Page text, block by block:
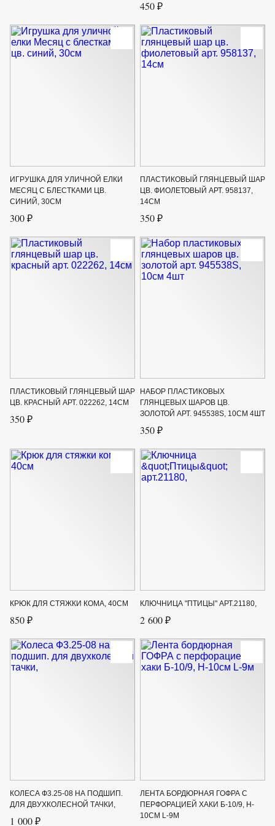
450 ₽
ИГРУШКА ДЛЯ УЛИЧНОЙ ЕЛКИ
МЕСЯЦ С БЛЕСТКАМИ ЦВ.
СИНИЙ, 30СМ
300 ₽
ПЛАСТИКОВЫЙ ГЛЯНЦЕВЫЙ ШАР
ЦВ. ФИОЛЕТОВЫЙ АРТ. 958137,
14СМ
350 ₽
ПЛАСТИКОВЫЙ ГЛЯНЦЕВЫЙ ШАР
ЦВ. КРАСНЫЙ АРТ. 022262, 14СМ
350 ₽
НАБОР ПЛАСТИКОВЫХ
ГЛЯНЦЕВЫХ ШАРОВ ЦВ.
ЗОЛОТОЙ АРТ. 945538S, 10СМ 4ШТ
350 ₽
КРЮК ДЛЯ СТЯЖКИ КОМА, 40СМ
850 ₽
КЛЮЧНИЦА "ПТИЦЫ" АРТ.21180,
2 600 ₽
КОЛЕСА Ф3.25-08 НА ПОДШИП.
ДЛЯ ДВУХКОЛЕСНОЙ ТАЧКИ,
1 000 ₽
ЛЕНТА БОРДЮРНАЯ ГОФРА С
ПЕРФОРАЦИЕЙ ХАКИ Б-10/9, H-
10СМ L-9М